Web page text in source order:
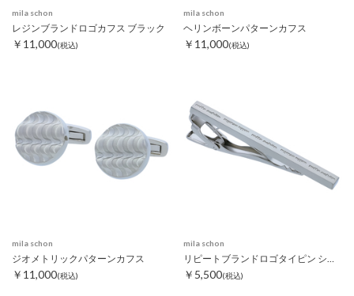
mila schon
レジンブランドロゴカフス ブラック
￥11,000(税込)
mila schon
ヘリンボーンパターンカフス
￥11,000(税込)
mila schon
ジオメトリックパターンカフス
￥11,000(税込)
mila schon
￥5,500(税込)